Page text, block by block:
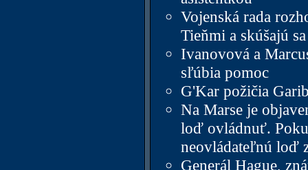
Vojenská rada
Tieňmi a skúšajú
Ivanovová a
sľúbia pomoc
G'Kar požičia
Na Marse je
loď ovládnuť.
neovládateľnú loď
Generál Hague,